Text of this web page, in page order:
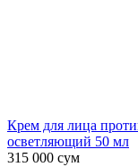
Крем для лица
осветляющий 50 мл
315 000 сум